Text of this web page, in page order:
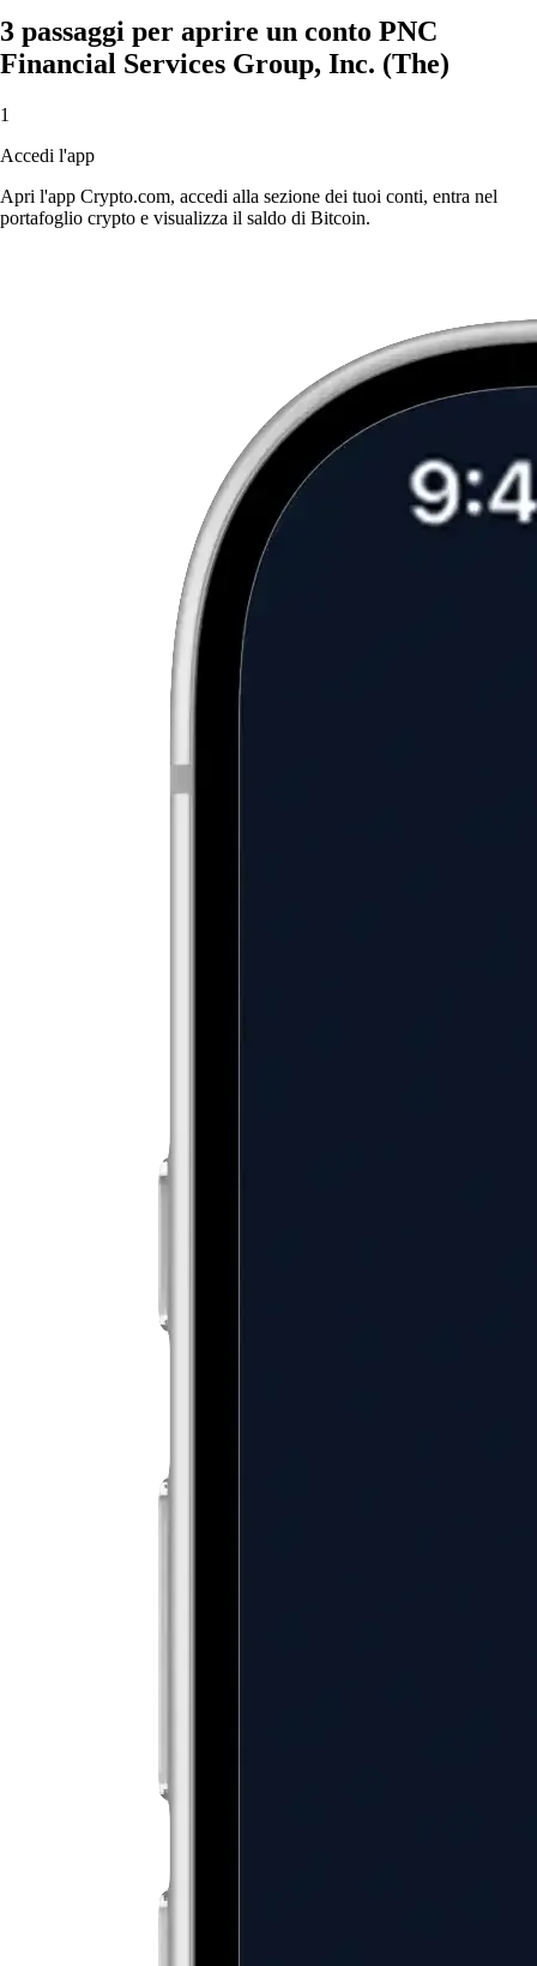
3 passaggi per aprire un conto PNC
Financial Services Group, Inc. (The)
1
Accedi l'app
Apri l'app Crypto.com, accedi alla sezione dei tuoi conti, entra nel
portafoglio crypto e visualizza il saldo di Bitcoin.